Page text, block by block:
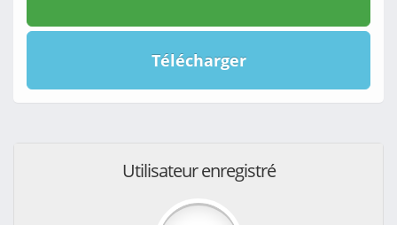
Télécharger
Utilisateur enregistré